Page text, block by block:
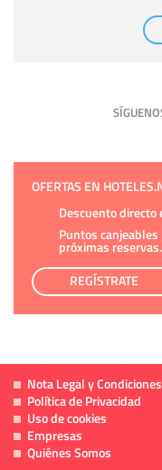
con
nuestra entidad que
tener conocimiento
comunicarán datos a
adicional y detallada
política de privacidad
OFERTAS EN
Descuento directo
Puntos
próximas reservas.
REGÍSTRATE
Nota Legal y
Política de Privacidad
Uso de cookies
Empresas
Quiénes Somos